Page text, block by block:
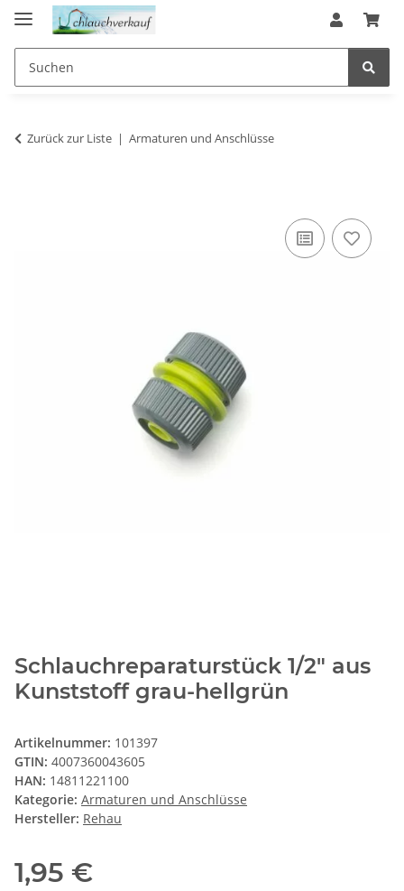
Zurück zur Liste Armaturen und Anschlüsse
Schlauchreparaturstück 1/2" aus
Kunststoff grau-hellgrün
Artikelnummer: 101397
GTIN: 4007360043605
HAN: 14811221100
Kategorie: Armaturen und Anschlüsse
Hersteller: Rehau
1,95 €